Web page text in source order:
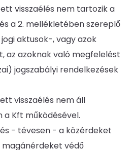
visszaélés nem tartozik a
és a 2. mellékletében szereplő
aktusok-, vagy azok
az azoknak való megfelelést
jogszabályi rendelkezések
visszaélés nem áll
Kft működésével.
- tévesen - a közérdeket
védő